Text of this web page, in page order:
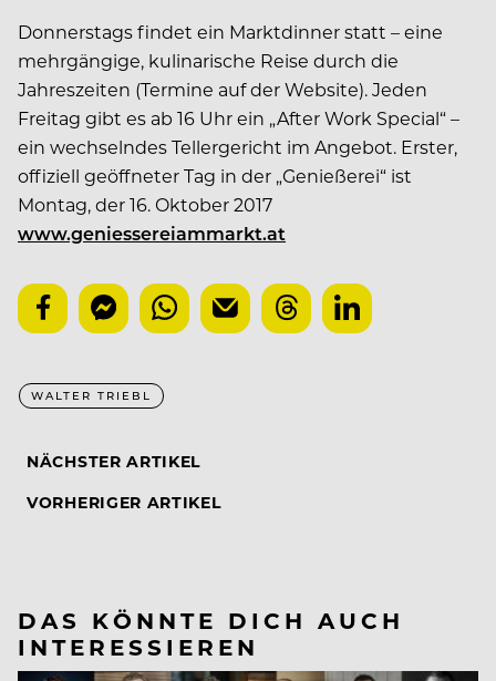
Donnerstags findet ein Marktdinner statt – eine
mehrgängige, kulinarische Reise durch die
Jahreszeiten (Termine auf der Website). Jeden
Freitag gibt es ab 16 Uhr ein „After Work Special“ –
ein wechselndes Tellergericht im Angebot. Erster,
offiziell geöffneter Tag in der „Genießerei“ ist
Montag, der 16. Oktober 2017
www.geniessereiammarkt.at
WALTER TRIEBL
NÄCHSTER ARTIKEL
VORHERIGER ARTIKEL
DAS KÖNNTE DICH AUCH
INTERESSIEREN